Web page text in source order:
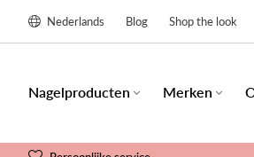
Nederlands Blog Shop the look
Nagelproducten Merken